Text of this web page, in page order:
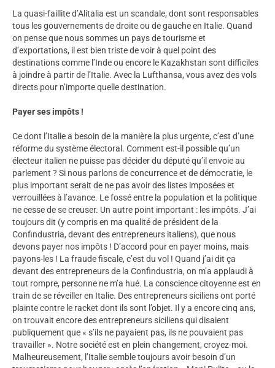
La quasi-faillite d’Alitalia est un scandale, dont sont responsables
tous les gouvernements de droite ou de gauche en Italie. Quand
on pense que nous sommes un pays de tourisme et
d’exportations, il est bien triste de voir à quel point des
destinations comme l’Inde ou encore le Kazakhstan sont difficiles
à joindre à partir de l’Italie. Avec la Lufthansa, vous avez des vols
directs pour n’importe quelle destination.
Payer ses impôts !
Ce dont l’Italie a besoin de la manière la plus urgente, c’est d’une
réforme du système électoral. Comment est-il possible qu’un
électeur italien ne puisse pas décider du député qu’il envoie au
parlement ? Si nous parlons de concurrence et de démocratie, le
plus important serait de ne pas avoir des listes imposées et
verrouillées à l’avance. Le fossé entre la population et la politique
ne cesse de se creuser. Un autre point important : les impôts. J’ai
toujours dit (y compris en ma qualité de président de la
Confindustria, devant des entrepreneurs italiens), que nous
devons payer nos impôts ! D’accord pour en payer moins, mais
payons-les ! La fraude fiscale, c’est du vol ! Quand j’ai dit ça
devant des entrepreneurs de la Confindustria, on m’a applaudi à
tout rompre, personne ne m’a hué. La conscience citoyenne est en
train de se réveiller en Italie. Des entrepreneurs siciliens ont porté
plainte contre le racket dont ils sont l’objet. Il y a encore cinq ans,
on trouvait encore des entrepreneurs siciliens qui disaient
publiquement que « s’ils ne payaient pas, ils ne pouvaient pas
travailler ». Notre société est en plein changement, croyez-moi.
Malheureusement, l’Italie semble toujours avoir besoin d’un